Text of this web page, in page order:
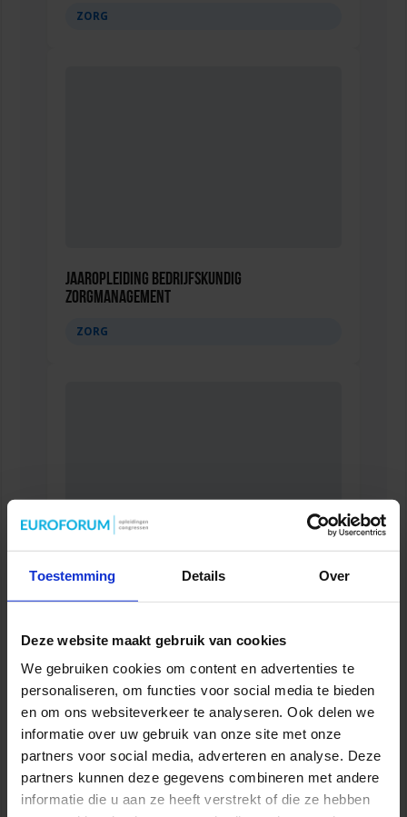
Toestemming Details Over
Deze website maakt gebruik van cookies
We gebruiken cookies om content en advertenties te
personaliseren, om functies voor social media te bieden
en om ons websiteverkeer te analyseren. Ook delen we
informatie over uw gebruik van onze site met onze
partners voor social media, adverteren en analyse. Deze
partners kunnen deze gegevens combineren met andere
informatie die u aan ze heeft verstrekt of die ze hebben
ZORG
Jaaropleiding Bedrijfskundig
Zorgmanagement
ZORG
Verkorte opleiding voor de Jurist in de Zorg